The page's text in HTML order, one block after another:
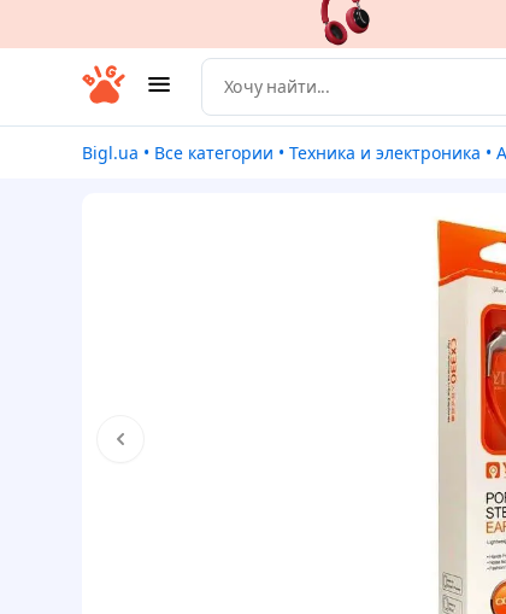
Bigl.ua • Все категории • Техника и электроника •